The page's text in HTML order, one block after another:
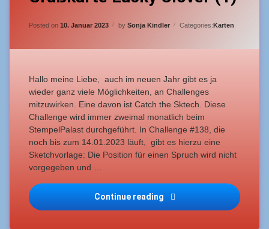
Posted on 10. Januar 2023 by Sonja Kindler Categories:Karten
Hallo meine Liebe, auch im neuen Jahr gibt es ja
wieder ganz viele Möglichkeiten, an Challenges
mitzuwirken. Eine davon ist Catch the Sktech. Diese
Challenge wird immer zweimal monatlich beim
StempelPalast durchgeführt. In Challenge #138, die
noch bis zum 14.01.2023 läuft, gibt es hierzu eine
Sketchvorlage: Die Position für einen Spruch wird nicht
vorgegeben und …
Continue reading Grußkarte Lucky Clover
the
Bastler
mittelschwer
Comment
Grußkarte